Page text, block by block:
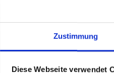
Zustimmung
Diese Webseite verwendet